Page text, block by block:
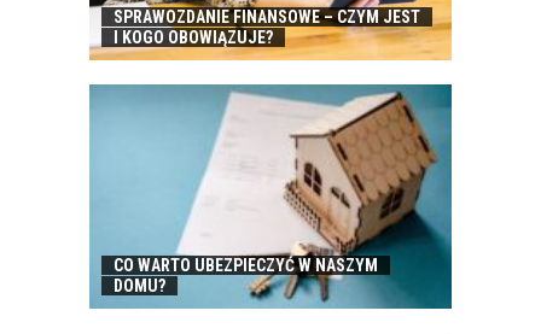
SPRAWOZDANIE FINANSOWE – CZYM JEST
I KOGO OBOWIĄZUJE?
CO WARTO UBEZPIECZYĆ W NASZYM
DOMU?